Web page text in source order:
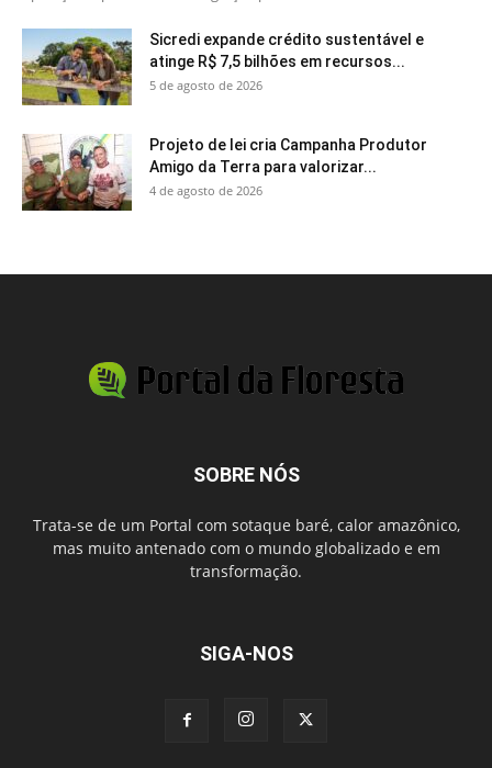
Sicredi expande crédito sustentável e
atinge R$ 7,5 bilhões em recursos...
5 de agosto de 2026
Projeto de lei cria Campanha Produtor
Amigo da Terra para valorizar...
4 de agosto de 2026
SOBRE NÓS
Trata-se de um Portal com sotaque baré, calor amazônico,
mas muito antenado com o mundo globalizado e em
transformação.
SIGA-NOS